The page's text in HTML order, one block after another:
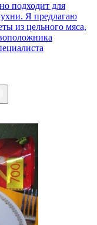
подходит для
Я предлагаю
из цельного мяса,